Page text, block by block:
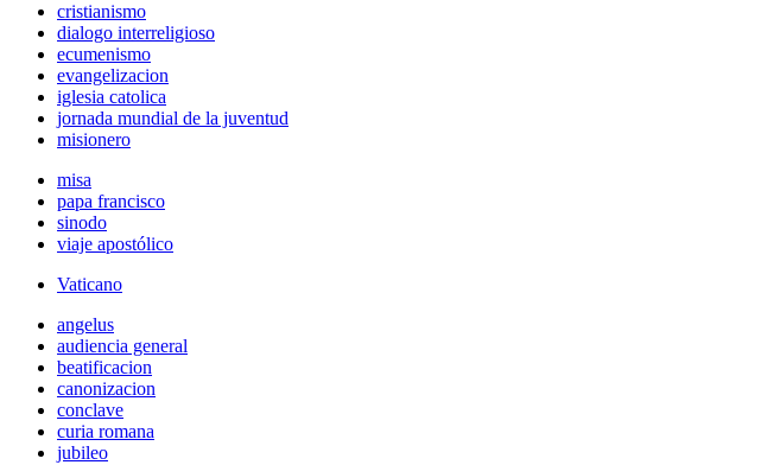
cristianismo
dialogo interreligioso
ecumenismo
evangelizacion
iglesia catolica
jornada mundial de la juventud
misionero
misa
papa francisco
sinodo
viaje apostólico
Vaticano
angelus
audiencia general
beatificacion
canonizacion
conclave
curia romana
jubileo